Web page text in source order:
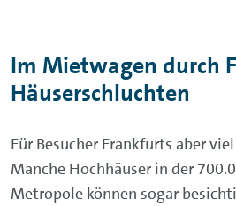
Im Mietwagen durch
Häuserschluchten
Für Besucher Frankfurts aber
Manche Hochhäuser in der
Metropole können sogar